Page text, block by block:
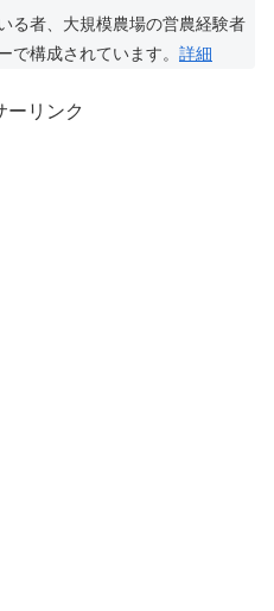
る者、大規模農場の営農経験者
で構成されています。 詳細
ーリンク